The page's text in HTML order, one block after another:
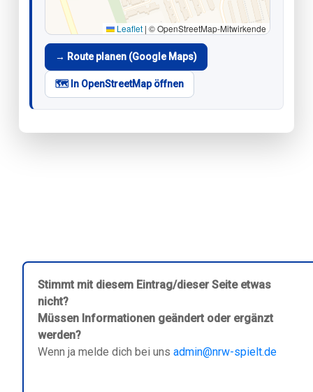
Leaflet | © OpenStreetMap-Mitwirkende
→ Route planen (Google Maps)
🗺️ In OpenStreetMap öffnen
Stimmt mit diesem Eintrag/dieser Seite etwas
nicht?
Müssen Informationen geändert oder ergänzt
werden?
Wenn ja melde dich bei uns admin@nrw-spielt.de